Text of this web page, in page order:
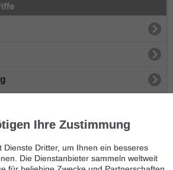
Ihre Zustimmung
Dienste Dritter, um Ihnen ein besseres
Die Dienstanbieter sammeln weltweit